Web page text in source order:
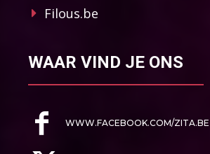
Filous.be
WAAR VIND JE ONS
WWW.FACEBOOK.COM/ZITA.BE